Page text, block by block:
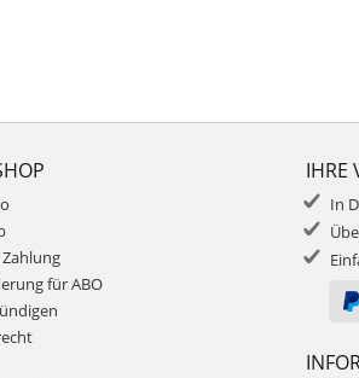
für ABO
IHRE
In